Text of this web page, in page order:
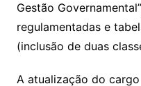
Gestão
regulamentadas e
(inclusão de duas
A atualização do